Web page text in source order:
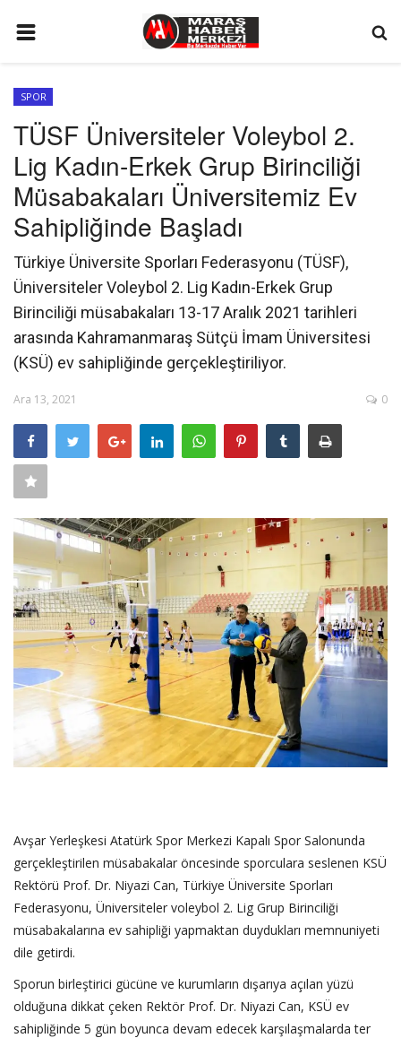
GÜNDEM
SİYASET
EKONOMİ
EĞİTİM
İLETİŞİM
KÜNYE
FOTO GALERİ
SAĞLIK
FİRMA HABER
OTURUM AÇ
KAYIT
SPOR
TÜSF Üniversiteler Voleybol 2.
Lig Kadın-Erkek Grup Birinciliği
Müsabakaları Üniversitemiz Ev
Sahipliğinde Başladı
Türkiye Üniversite Sporları Federasyonu (TÜSF),
Üniversiteler Voleybol 2. Lig Kadın-Erkek Grup
Birinciliği müsabakaları 13-17 Aralık 2021 tarihleri
arasında Kahramanmaraş Sütçü İmam Üniversitesi
(KSÜ) ev sahipliğinde gerçekleştiriliyor.
Ara 13, 2021 0
Avşar Yerleşkesi Atatürk Spor Merkezi Kapalı Spor Salonunda
gerçekleştirilen müsabakalar öncesinde sporculara seslenen KSÜ
Rektörü Prof. Dr. Niyazi Can, Türkiye Üniversite Sporları
Federasyonu, Üniversiteler voleybol 2. Lig Grup Birinciliği
müsabakalarına ev sahipliği yapmaktan duydukları memnuniyeti
dile getirdi.
Sporun birleştirici gücüne ve kurumların dışarıya açılan yüzü
olduğuna dikkat çeken Rektör Prof. Dr. Niyazi Can, KSÜ ev
sahipliğinde 5 gün boyunca devam edecek karşılaşmalarda ter